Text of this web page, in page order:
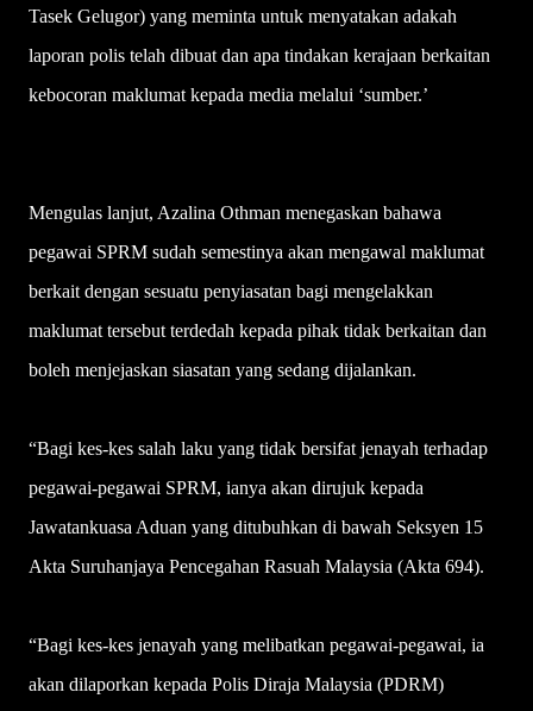
Tasek Gelugor) yang meminta untuk menyatakan adakah
laporan polis telah dibuat dan apa tindakan kerajaan berkaitan
kebocoran maklumat kepada media melalui ‘sumber.’
Mengulas lanjut, Azalina Othman menegaskan bahawa
pegawai SPRM sudah semestinya akan mengawal maklumat
berkait dengan sesuatu penyiasatan bagi mengelakkan
maklumat tersebut terdedah kepada pihak tidak berkaitan dan
boleh menjejaskan siasatan yang sedang dijalankan.
“Bagi kes-kes salah laku yang tidak bersifat jenayah terhadap
pegawai-pegawai SPRM, ianya akan dirujuk kepada
Jawatankuasa Aduan yang ditubuhkan di bawah Seksyen 15
Akta Suruhanjaya Pencegahan Ra­suah Malaysia (Akta 694).
“Bagi kes-kes jenayah yang melibatkan pegawai-pegawai, ia
akan dilaporkan kepada Polis Diraja Malaysia (PDRM)